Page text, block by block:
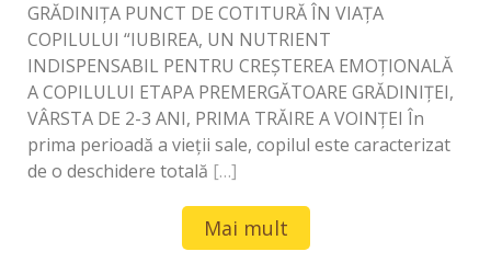
GRĂDINIȚA PUNCT DE COTITURĂ ÎN VIAȚA
COPILULUI “IUBIREA, UN NUTRIENT
INDISPENSABIL PENTRU CREŞTEREA EMOŢIONALĂ
A COPILULUI ETAPA PREMERGĂTOARE GRĂDINIŢEI,
VÂRSTA DE 2-3 ANI, PRIMA TRĂIRE A VOINȚEI În
prima perioadă a vieții sale, copilul este caracterizat
de o deschidere totală […]
Mai mult